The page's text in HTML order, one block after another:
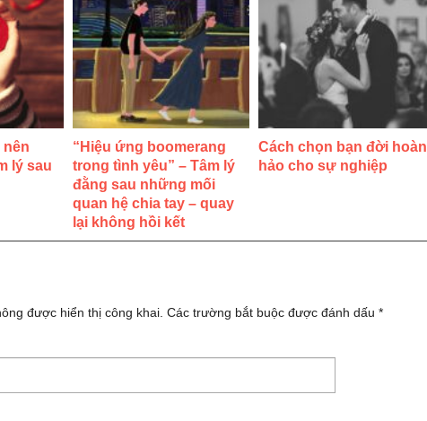
lý sau
“Hiệu ứng boomerang
trong tình yêu” – Tâm lý
đằng sau những mối
quan hệ chia tay – quay
lại không hồi kết
Cách chọn bạn đời hoàn
hảo cho sự nghiệp
được hiển thị công khai. Các trường bắt buộc được đánh dấu *